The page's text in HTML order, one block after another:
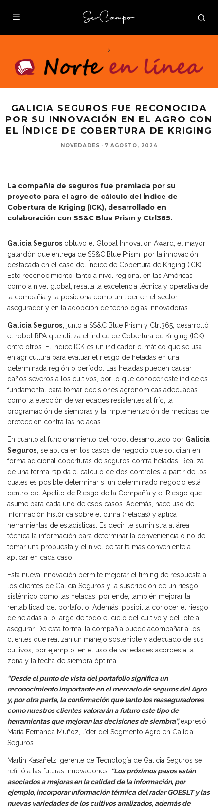
>
GALICIA SEGUROS FUE RECONOCIDA
POR SU INNOVACIÓN EN EL AGRO CON
EL ÍNDICE DE COBERTURA DE KRIGING
NOVEDADES · 7 AGOSTO, 2024
La compañía de seguros fue premiada por su
proyecto para el agro de cálculo del Índice de
Cobertura de Kriging (ICK), desarrollado en
colaboración con SS&C Blue Prism y Ctrl365.
Galicia Seguros obtuvo el Global Innovation Award, el mayor
galardón que entrega de SS&C|Blue Prism, por la innovación
destacada en el caso del Índice de Cobertura de Kriging (ICK).
Este reconocimiento, tanto a nivel regional en las Américas
como a nivel global, resalta la excelencia técnica y operativa de
la compañía y la posiciona como un líder en el sector
asegurador y en la adopción de tecnologías innovadoras.
Galicia Seguros, junto a SS&C Blue Prism y Ctrl365, desarrolló
el robot RPA que utiliza el Índice de Cobertura de Kriging (ICK),
entre otros. El índice ICK es un indicador climático que se usa
en agricultura para evaluar el riesgo de heladas en una
determinada región o período. Las heladas pueden causar
daños severos a los cultivos, por lo que conocer este índice es
fundamental para tomar decisiones agronómicas adecuadas
como la elección de variedades resistentes al frío, la
programación de siembras y la implementación de medidas de
protección contra las heladas.
En cuanto al funcionamiento del robot desarrollado por Galicia
Seguros, se aplica en los casos de negocio que solicitan en
forma adicional coberturas de seguros contra heladas. Realiza
de una forma rápida el cálculo de dos controles, a partir de los
cuales es posible determinar si un determinado negocio está
dentro del Apetito de Riesgo de la Compañía y el Riesgo que
asume para cada uno de esos casos. Además, hace uso de
información histórica sobre el clima (heladas) y aplica
herramientas de estadísticas. Es decir, le suministra al área
técnica la información para determinar la conveniencia o no de
tomar una propuesta y el nivel de tarifa más conveniente a
aplicar en cada caso.
Esta nueva innovación permite mejorar el timing de respuesta a
los clientes de Galicia Seguros y la suscripción de un riesgo
sistémico como las heladas, por ende, también mejorar la
rentabilidad del portafolio. Además, posibilita conocer el riesgo
de heladas a lo largo de todo el ciclo del cultivo y del lote a
asegurar. De esta forma, la compañía puede acompañar a los
clientes que realizan un manejo sostenible y adecuado de sus
cultivos, por ejemplo, en el uso de variedades acordes a la
zona y la fecha de siembra óptima.
“Desde el punto de vista del portafolio significa un
reconocimiento importante en el mercado de seguros del Agro
y, por otra parte, la confirmación que tanto los reaseguradores
como nuestros clientes valorarán a futuro este tipo de
herramientas que mejoran las decisiones de siembra”,expresó
María Fernanda Muñoz, líder del Segmento Agro en Galicia
Seguros.
Martin Kasañetz, gerente de Tecnología de Galicia Seguros se
refirió a las futuras innovaciones: “Los próximos pasos están
asociados a mejoras en la calidad de la información, por
ejemplo, incorporar información térmica del radar GOESLT y las
nuevas variedades de los cultivos analizados, además de